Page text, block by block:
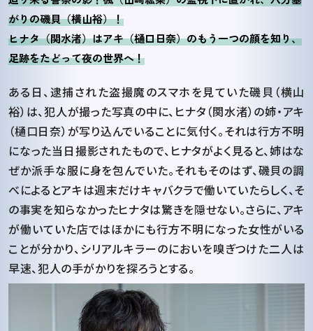
がりの磯貝（横山裕）！
ヒナタ（関水渚）はアキ（樋口日奈）のもう一つの顔を知り、
足跡をたどって夜の世界へ！
ある日、逮捕された盗撮魔のスマホを見ていた磯貝（横山
裕）は、犯人が撮った写真の中に、ヒナタ（関水渚）の姉・アキ
（樋口日奈）が写り込んでいることに気付く。それは行方不明
になった当日撮影されたもので、ヒナタがよく見ると、姉はな
ぜか派手な服に身を包んでいた。それもそのはず、磯貝の調
べによるとアキは週末だけキャバクラで働いていたらしく、そ
の事実を知らなかったヒナタは驚きを隠せない。さらに、アキ
が働いていた店ではほかにも行方不明になった女性がいる
ことが分かり、シリアルキラーのにおいを嗅ぎつけた二人は
早速、犯人の手がかりを探ろうとする。